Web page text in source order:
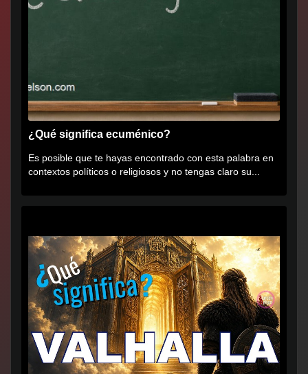
¿Qué significa ecuménico?
Es posible que te hayas encontrado con esta palabra en
contextos políticos o religiosos y no tengas claro su...